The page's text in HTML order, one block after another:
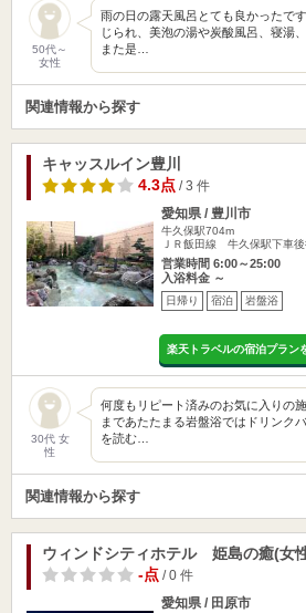
50代～
女性
雨の日の露天風呂とても良かったで
じられ、美泡の湯や炭酸風呂、寝湯
また是…
関連情報から探す
キャッスルイン豊川
4.3点 / 3 件
愛知県 / 豊川市
牛久保駅704m
ＪＲ飯田線 牛久保駅下車
営業時間 6:00～25:00
入浴料金 ～
日帰り 宿泊 岩盤浴
楽天トラベルの宿泊プラン
30代 女
性
何度もリピート済みのお気に入りの
まであたたまる岩盤浴ではドリンク
を読む…
関連情報から探す
ウィンドシティホテル 姫島の癒(女
-点 / 0 件
愛知県 / 田原市